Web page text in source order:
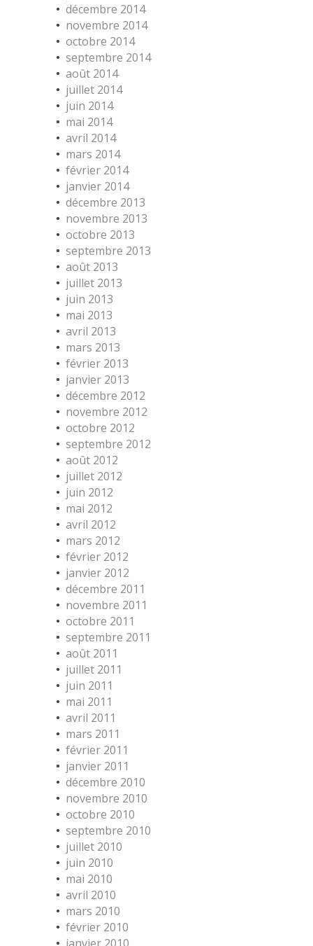
décembre 2014
novembre 2014
octobre 2014
septembre 2014
août 2014
juillet 2014
juin 2014
mai 2014
avril 2014
mars 2014
février 2014
janvier 2014
décembre 2013
novembre 2013
octobre 2013
septembre 2013
août 2013
juillet 2013
juin 2013
mai 2013
avril 2013
mars 2013
février 2013
janvier 2013
décembre 2012
novembre 2012
octobre 2012
septembre 2012
août 2012
juillet 2012
juin 2012
mai 2012
avril 2012
mars 2012
février 2012
janvier 2012
décembre 2011
novembre 2011
octobre 2011
septembre 2011
août 2011
juillet 2011
juin 2011
mai 2011
avril 2011
mars 2011
février 2011
janvier 2011
décembre 2010
novembre 2010
octobre 2010
septembre 2010
juillet 2010
juin 2010
mai 2010
avril 2010
mars 2010
février 2010